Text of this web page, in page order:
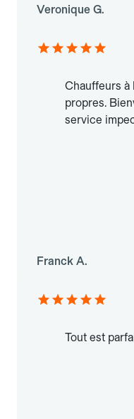
Veronique G.
Chauffeurs à
propres.
service
Franck A.
Tout est